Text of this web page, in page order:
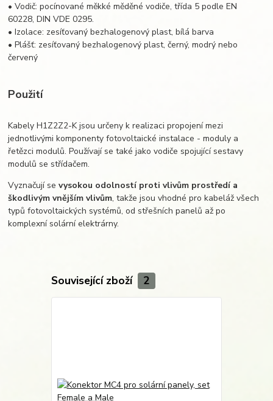
• Vodič: pocínované měkké měděné vodiče, třída 5 podle EN
60228, DIN VDE 0295.
• Izolace: zesíťovaný bezhalogenový plast, bílá barva
• Plášť: zesíťovaný bezhalogenový plast, černý, modrý nebo
červený
Použití
Kabely H1Z2Z2-K jsou určeny k realizaci propojení mezi
jednotlivými komponenty fotovoltaické instalace - moduly a
řetězci modulů. Používají se také jako vodiče spojující sestavy
modulů se střídačem.
Vyznačují sevysokou odolností proti vlivům prostředí a
škodlivým vnějším vlivům, takže jsou vhodné pro kabeláž všech
typů fotovoltaických systémů, od střešních panelů až po
komplexní solární elektrárny.
Související zboží 2